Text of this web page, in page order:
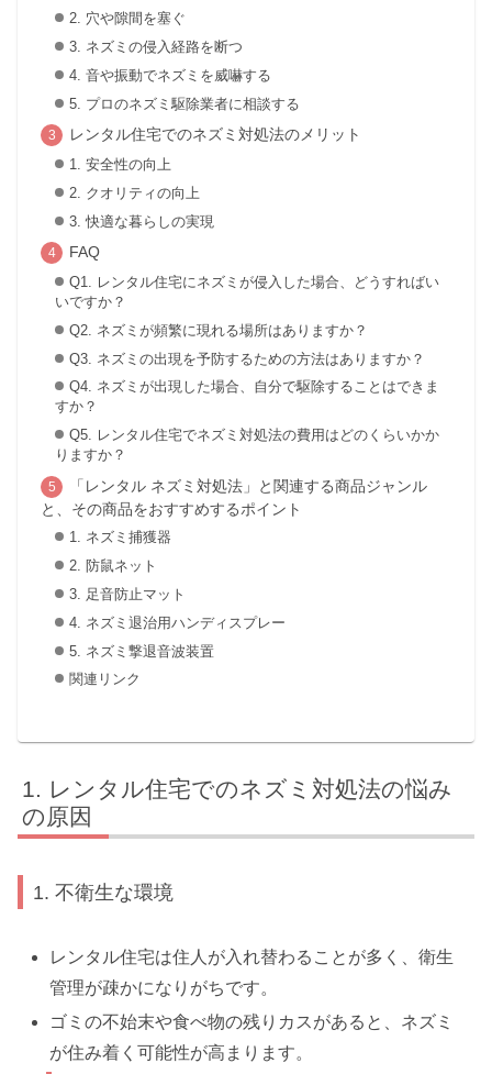
2. 穴や隙間を塞ぐ
3. ネズミの侵入経路を断つ
4. 音や振動でネズミを威嚇する
5. プロのネズミ駆除業者に相談する
レンタル住宅でのネズミ対処法のメリット
1. 安全性の向上
2. クオリティの向上
3. 快適な暮らしの実現
FAQ
Q1. レンタル住宅にネズミが侵入した場合、どうすればい
いですか？
Q2. ネズミが頻繁に現れる場所はありますか？
Q3. ネズミの出現を予防するための方法はありますか？
Q4. ネズミが出現した場合、自分で駆除することはできま
すか？
Q5. レンタル住宅でネズミ対処法の費用はどのくらいかか
りますか？
「レンタル ネズミ対処法」と関連する商品ジャンル
と、その商品をおすすめするポイント
1. ネズミ捕獲器
2. 防鼠ネット
3. 足音防止マット
4. ネズミ退治用ハンディスプレー
5. ネズミ撃退音波装置
関連リンク
レンタル住宅でのネズミ対処法の悩み
の原因
1. 不衛生な環境
レンタル住宅は住人が入れ替わることが多く、衛生
管理が疎かになりがちです。
ゴミの不始末や食べ物の残りカスがあると、ネズミ
が住み着く可能性が高まります。